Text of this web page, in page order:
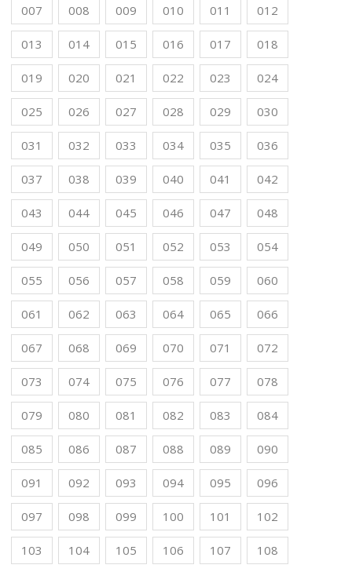
007 008 009 010 011 012
013 014 015 016 017 018
019 020 021 022 023 024
025 026 027 028 029 030
031 032 033 034 035 036
037 038 039 040 041 042
043 044 045 046 047 048
049 050 051 052 053 054
055 056 057 058 059 060
061 062 063 064 065 066
067 068 069 070 071 072
073 074 075 076 077 078
079 080 081 082 083 084
085 086 087 088 089 090
091 092 093 094 095 096
097 098 099 100 101 102
103 104 105 106 107 108